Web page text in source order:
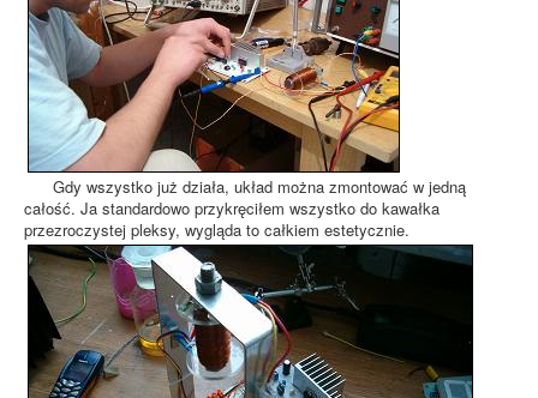
Gdy wszystko już działa, układ można zmontować w jedną
całość. Ja standardowo przykręciłem wszystko do kawałka
przezroczystej pleksy, wygląda to całkiem estetycznie.